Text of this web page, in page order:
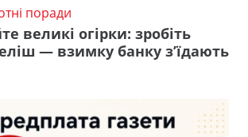
поради
великі огірки: зробіть
— взимку банку з’їдають